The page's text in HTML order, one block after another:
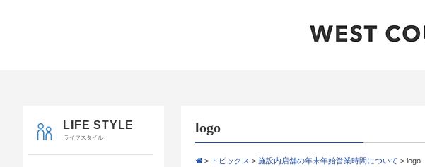
LIFE STYLE
ライフスタイル
logo
> トピックス > 施設内店舗の年末年始営業時間について > logo